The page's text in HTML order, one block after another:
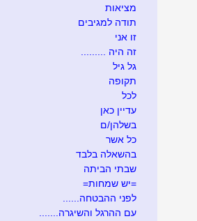
מציאות
תודה למגיבים
זו אני
זה היה .........
גל גיל
תקופה
לכל
עדיין כאן
בשלהן/ם
כל אשר
בהשאלה בלבד
שבתי הביתה
=יש שמחות=
לפני ההבטחה......
עם ההרגל והשיגרה.......